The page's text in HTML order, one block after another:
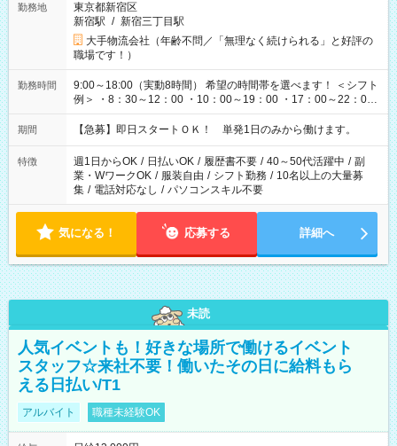
勤務地
東京都新宿区
新宿駅 / 新宿三丁目駅
大手物流会社（年齢不問／「無理なく続けられる」と好評の
職場です！）
勤務時間
9:00～18:00（実動8時間） 希望の時間帯を選べます！ ＜シフト
例＞ ・8：30～12：00 ・10：00～19：00 ・17：00～22：00
・13：00～22：00 ・22：00～翌6：00 など
期間 【急募】即日スタートＯＫ！ 単発1日のみから働けます。
特徴 週1日からOK / 日払いOK / 履歴書不要 / 40～50代活躍中 / 副
業・WワークOK / 服装自由 / シフト勤務 / 10名以上の大量募
集 / 電話対応なし / パソコンスキル不要
気になる！ 応募する 詳細へ
未読
人気イベントも！好きな場所で働けるイベント
スタッフ☆来社不要！働いたその日に給料もら
える日払い/T1
アルバイト 職種未経験OK